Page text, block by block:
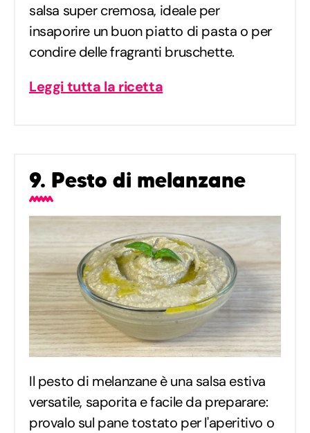
salsa super cremosa, ideale per
insaporire un buon piatto di pasta o per
condire delle fragranti bruschette.
Leggi tutta la ricetta
9. Pesto di melanzane
Il pesto di melanzane è una salsa estiva
versatile, saporita e facile da preparare:
provalo sul pane tostato per l'aperitivo o